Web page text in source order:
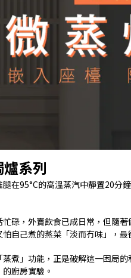
系列
腿在95°C的高溫蒸汽中靜置20分
忙碌，外賣飲食已成日常，但隨
自己煮的蒸菜「淡而冇味」，
蒸煮」功能，正是破解這一困局
廚房實驗。